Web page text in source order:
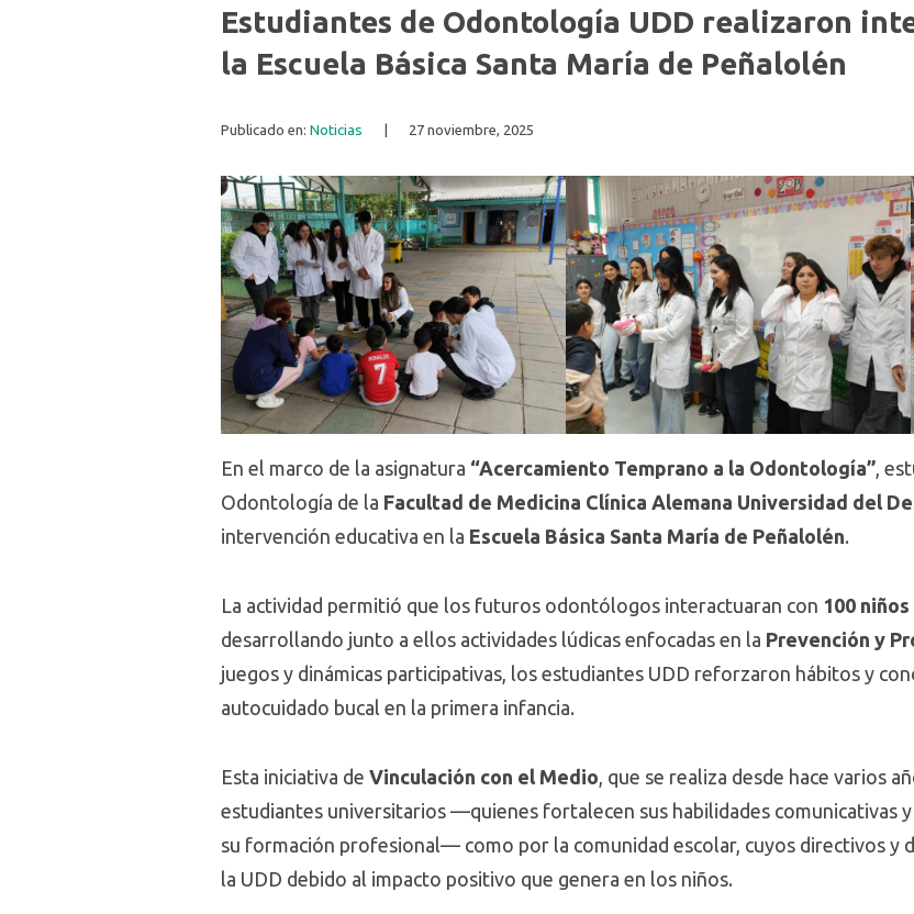
Estudiantes de Odontología UDD realizaron
la Escuela Básica Santa María de Peñalolén
Publicado en: Noticias 27 noviembre, 2025
En el marco de la asignatura “Acercamiento Temprano a la Odontología”,
Odontología de la Facultad de Medicina Clínica Alemana Universidad del
intervención educativa en la Escuela Básica Santa María de Peñalolén.
La actividad permitió que los futuros odontólogos interactuaran con 100
desarrollando junto a ellos actividades lúdicas enfocadas en la Prevención y
juegos y dinámicas participativas, los estudiantes UDD reforzaron hábitos y
autocuidado bucal en la primera infancia.
Esta iniciativa de Vinculación con el Medio, que se realiza desde hace varios
estudiantes universitarios —quienes fortalecen sus habilidades comunicativas
su formación profesional— como por la comunidad escolar, cuyos directivos y
la UDD debido al impacto positivo que genera en los niños.